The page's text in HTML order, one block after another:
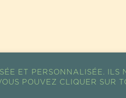
ET PERSONNALISÉE. ILS
POUVEZ CLIQUER SUR